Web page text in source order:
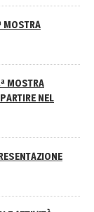
MOSTRA
MOSTRA
NEL